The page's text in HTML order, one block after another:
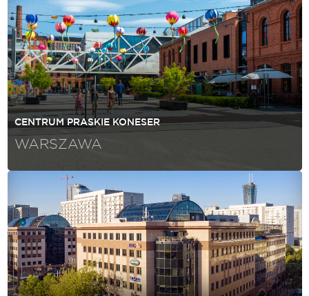
CENTRUM PRASKIE KONESER
WARSZAWA